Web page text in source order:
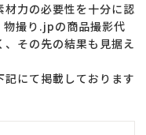
材力の必要性を十分に認
物撮り.jpの商品撮影代
その先の結果も見据え
にて掲載しております